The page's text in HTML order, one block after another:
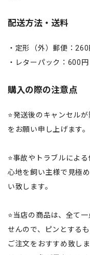
配送方法・送料
・定形（外）郵便：260
・レターパック：600円
購入の際の注意点
⭐️発送後のキャンセル
をお願い申し上げます。
⭐️事故やトラブルによ
心地を飼い主様で見極
い致します。
⭐️当店の商品は、全て
せんので、ピンとする
ご注文をおすすめ致し